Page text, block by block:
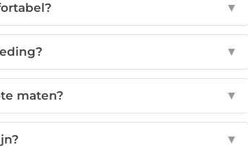
▼
▼
maten? ▼
▼